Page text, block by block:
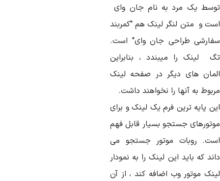
یک مرد به نام جان وای
و متن لنگر لینک هم "کمربند
طراحی جان وای" است.
لینک را میبندد ، بنابراین
های دیگر در صفحه لینک
به آنها را نخواهند داشت.
پایه ترین فرم یک لینک و برای
جستجو بسیار قابل فهم
روبات موتور جستجو می
که باید این لینک را به نمودار
موتور وب اضافه کند ، از آن